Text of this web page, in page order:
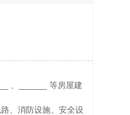
、______ 等房屋建
、消防设施、安全设